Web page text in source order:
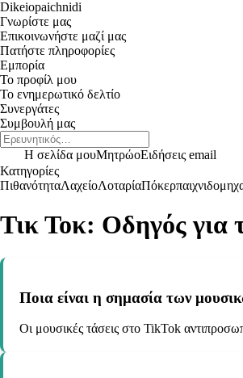
Dikeiopaichnidi
Γνωρίστε μας
Επικοινωνήστε μαζί μας
Πατήστε πληροφορίες
Εμπορία
Το προφίλ μου
Το ενημερωτικό δελτίο
Συνεργάτες
Συμβουλή μας
Η σελίδα μουΜητρώοΕιδήσεις email
Κατηγορίες
ΠιθανότηταΛαχείοΛοταρίαΠόκερ
Τικ Τοκ: Οδηγός για
Ποια είναι η σημασία των
Οι μουσικές τάσεις στο TikTok